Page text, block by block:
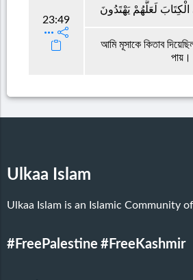
23:49
لَعَلَّهُمْ يَهْتَدُونَ
আমি মূসাকে কিতাব
পায়।
Ulkaa Islam
Ulkaa Islam is an Islamic Community
#FreePalestine #FreeKashmir